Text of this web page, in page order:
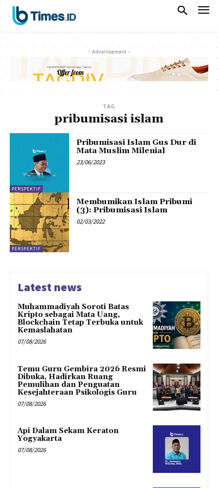
- Advertisement -
TAG
pribumisasi islam
PERSPEKTIF
Pribumisasi Islam Gus Dur di
Mata Muslim Milenial
23/06/2023
PERSPEKTIF
Membumikan Islam Pribumi
(3): Pribumisasi Islam
02/03/2022
Latest news
Muhammadiyah Soroti Batas
Kripto sebagai Mata Uang,
Blockchain Tetap Terbuka untuk
Kemaslahatan
07/08/2026
Temu Guru Gembira 2026 Resmi
Dibuka, Hadirkan Ruang
Pemulihan dan Penguatan
Kesejahteraan Psikologis Guru
07/08/2026
Api Dalam Sekam Keraton
Yogyakarta
07/08/2026